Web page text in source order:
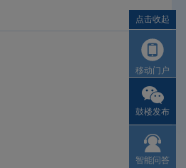
点击收起
移动门户
鼓楼发布
智能问答